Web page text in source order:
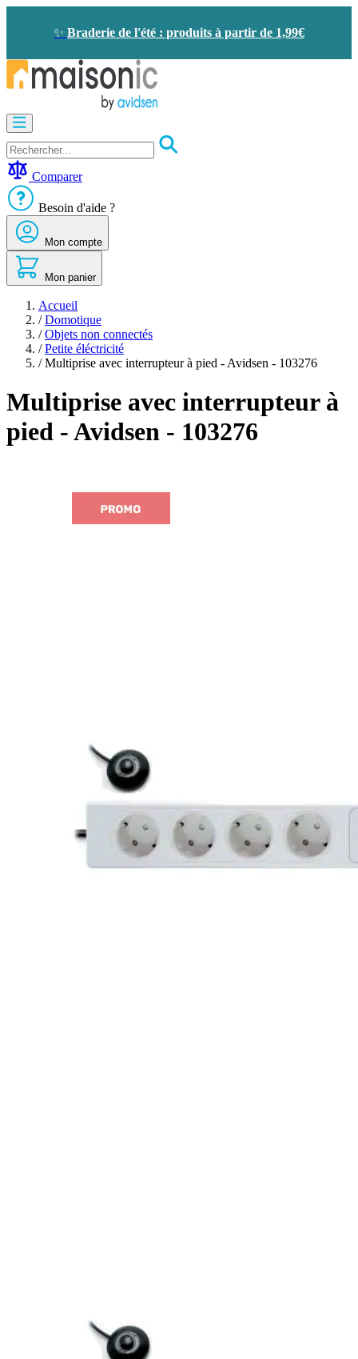
✨ Braderie de l'été : produits à partir de 1,99€
Visiophone
-
Sonnette
-
économie
d'énergie
Sécurité
Confort
de
maison
Seconde
vie
Bons
plans
Comparer
Besoin d'aide ?
Mon compte
Mon panier
Accueil
/ Domotique
/ Objets non connectés
/ Petite éléctricité
/ Multiprise avec interrupteur à pied - Avidsen - 103276
Multiprise avec interrupteur à
pied - Avidsen - 103276